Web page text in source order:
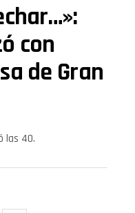
con
de Gran
las 40.